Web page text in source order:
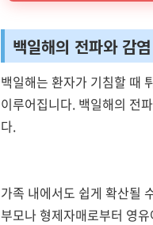
백일해의 전파와 감
백일해는 환자가 기침할 때
이루어집니다. 백일해의 전
다.
가족 내에서도 쉽게 확산될
부모나 형제자매로부터 영